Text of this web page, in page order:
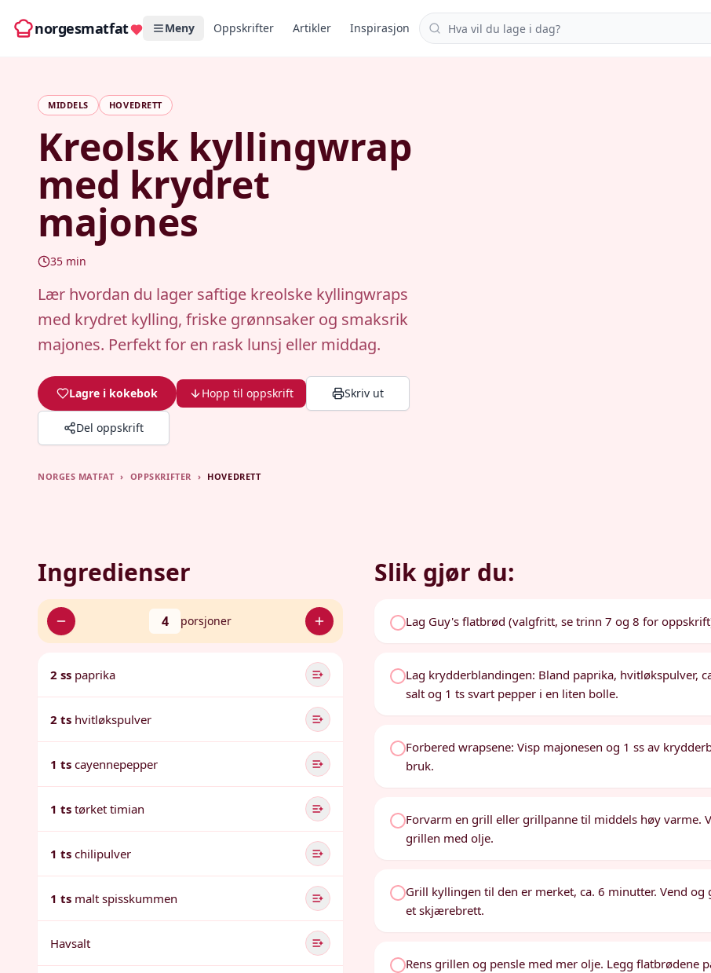
norgesmatfat Meny Oppskrifter Artikler Inspirasjon Søk i oppskrifter
MIDDELS HOVEDRETT
Kreolsk kyllingwrap
med krydret
majones
35 min
Lær hvordan du lager saftige kreolske kyllingwraps
med krydret kylling, friske grønnsaker og smaksrik
majones. Perfekt for en rask lunsj eller middag.
Lagre i kokebok Hopp til oppskrift Skriv ut
Del oppskrift
NORGES MATFAT › OPPSKRIFTER › HOVEDRETT
Ingredienser
4 porsjoner
2 ss paprika
2 ts hvitløkspulver
1 ts cayennepepper
1 ts tørket timian
1 ts chilipulver
1 ts malt spisskummen
Havsalt
Slik gjør du:
Lag Guy's flatbrød (valgfritt, se trinn 7 og 8 for
Lag krydderblandingen: Bland paprika, hvitløkspulver,
salt og 1 ts svart pepper i en liten bolle.
Forbered wrapsene: Visp majonesen og 1 ss av
bruk.
Forvarm en grill eller grillpanne til middels høy varme.
grillen med olje.
Grill kyllingen til den er merket, ca. 6 minutter. Vend
et skjærebrett.
Rens grillen og pensle med mer olje. Legg flatbrødene